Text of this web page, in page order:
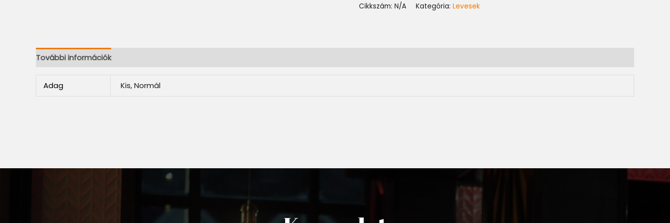
Cikkszám: N/A Kategória: Levesek
További információk
Adag Kis, Normál